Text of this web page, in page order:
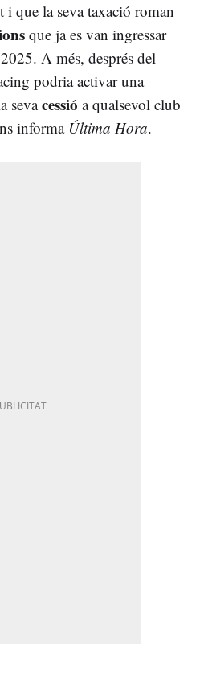
i que la seva taxació roman
que ja es van ingressar
A més, després del
podria activar una
sevacessió a qualsevol club
informa Última Hora.